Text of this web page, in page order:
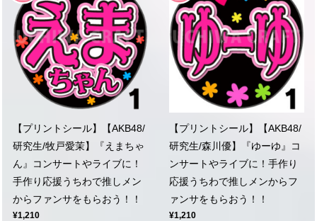
【プリントシール】【AKB48/
研究生/牧戸愛茉】『えまちゃ
ん』コンサートやライブに！
手作り応援うちわで推しメン
からファンサをもらおう！！
¥1,210
【プリントシール】【AKB48/
研究生/森川優】『ゆーゆ』コ
ンサートやライブに！手作り
応援うちわで推しメンからフ
ァンサをもらおう！！
¥1,210